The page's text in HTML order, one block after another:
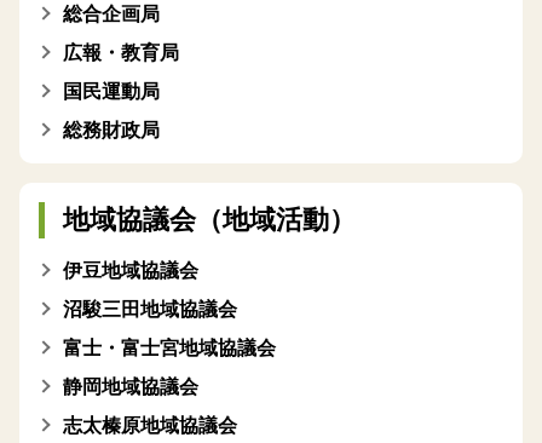
総合企画局
広報・教育局
国民運動局
総務財政局
地域協議会（地域活動）
伊豆地域協議会
沼駿三田地域協議会
富士・富士宮地域協議会
静岡地域協議会
志太榛原地域協議会